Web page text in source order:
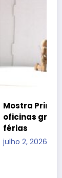
cinema e
as